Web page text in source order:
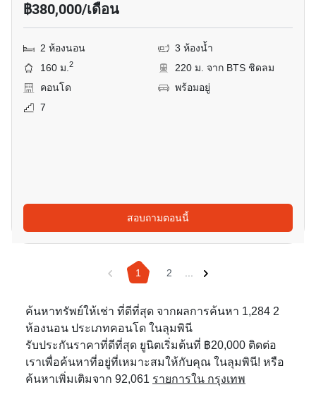
฿380,000/เดือน
2 ห้องนอน
3 ห้องน้ำ
160 ม.2
220 ม. จาก BTS ชิดลม
คอนโด
พร้อมอยู่
7
สอบถามตอนนี้
1 2 ...
ค้นหาทรัพย์ให้เช่า ที่ดีที่สุด จากผลการค้นหา 1,284 2
ห้องนอน ประเภทคอนโด ในลุมพินี
รับประกันราคาที่ดีที่สุด ยูนิตเริ่มต้นที่ ฿20,000 ติดต่อ
เราเพื่อค้นหาที่อยู่ที่เหมาะสมให้กับคุณ ในลุมพินี! หรือ
ค้นหาเพิ่มเติมจาก 92,061 รายการใน กรุงเทพ